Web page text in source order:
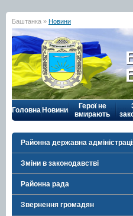
Баштанка » Новини
Головна Новини
Герої не
вмирають
Районна державна
Зміни в законодавстві
Районна рада
Звернення громадян